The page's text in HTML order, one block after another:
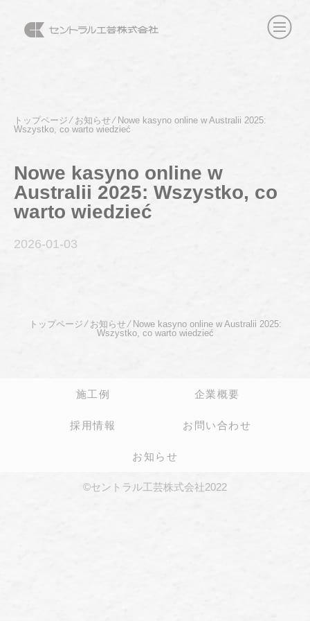
トップページ⁄ お知らせ⁄ Nowe kasyno online w Australii 2025:
Wszystko, co warto wiedzieć
Nowe kasyno online w
Australii 2025: Wszystko, co
warto wiedzieć
2026-01 -03
トップページ ⁄ お知らせ⁄ Nowe kasyno online w Australii 2025:
Wszystko, co warto wiedzieć
施工例 企業概要
採用情報 お問い合わせ
お知らせ
©セントラル工芸株式会社2022